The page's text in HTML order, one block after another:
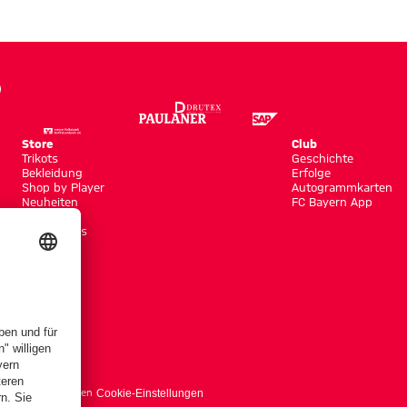
Store
Trikots
Bekleidung
Shop by Player
Neuheiten
Accessoires
Club
Geschichte
Erfolge
Autogrammkarten
FC Bayern App
hier kündigen Cookie-Einstellungen